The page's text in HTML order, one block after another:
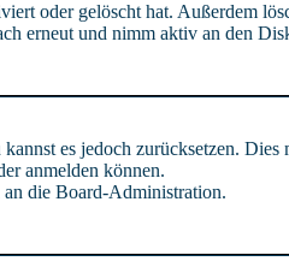
oder gelöscht hat. Außerdem
erneut und nimm aktiv an den
es jedoch zurücksetzen.
anmelden können.
an die Board-Administration.